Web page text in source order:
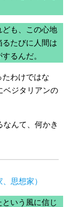
ども、この心地
たびに人間は
るんだ。
わけではな
ベジタリアンの
んて、何かき
思想家）
という風に信じ